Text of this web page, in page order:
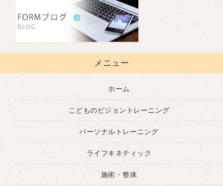
メニュー
ホーム
こどものビジョントレーニング
パーソナルトレーニング
ライフキネティック
施術・整体